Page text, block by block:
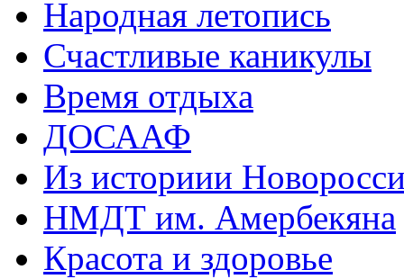
Народная летопись
Счастливые каникулы
Время отдыха
ДОСААФ
Из историии
НМДТ им. Амербекяна
Красота и здоровье